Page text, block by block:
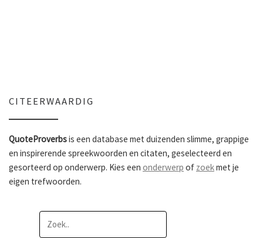
CITEERWAARDIG
QuoteProverbsis een database met duizenden slimme, grappige
en inspirerende spreekwoorden en citaten, geselecteerd en
gesorteerd op onderwerp. Kies een onderwerp of zoekmet je
eigen trefwoorden.